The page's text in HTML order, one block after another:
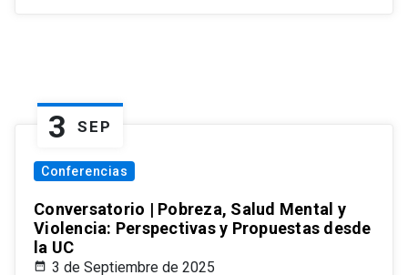
3 SEP
Conferencias
Conversatorio | Pobreza, Salud Mental y
Violencia: Perspectivas y Propuestas desde
la UC
3 de Septiembre de 2025